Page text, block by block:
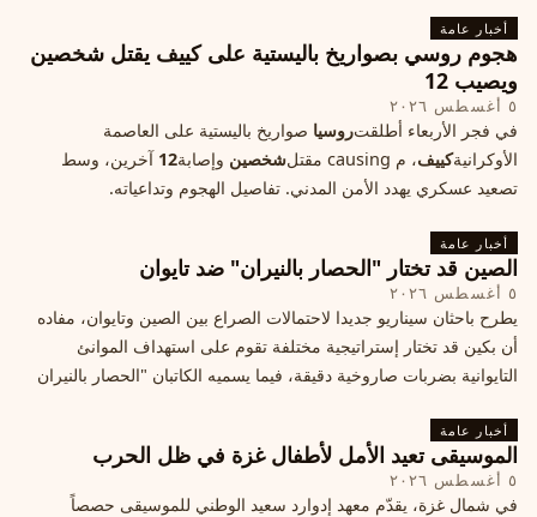
أخبار عامة
هجوم روسي بصواريخ باليستية على كييف يقتل شخصين
ويصيب 12
٥ أغسطس ٢٠٢٦
في فجر الأربعاء أطلقتروسيا صواريخ باليستية على العاصمة
الأوكرانيةكييف، م causing مقتل شخصين وإصابة12 آخرين، وسط
تصعيد عسكري يهدد الأمن المدني. تفاصيل الهجوم وتداعياته.
أخبار عامة
الصين قد تختار "الحصار بالنيران" ضد تايوان
٥ أغسطس ٢٠٢٦
يطرح باحثان سيناريو جديدا لاحتمالات الصراع بين الصين وتايوان، مفاده
أن بكين قد تختار إستراتيجية مختلفة تقوم على استهداف الموانئ
التايوانية بضربات صاروخية دقيقة، فيما يسميه الكاتبان "الحصار بالنيران
أخبار عامة
الموسيقى تعيد الأمل لأطفال غزة في ظل الحرب
٥ أغسطس ٢٠٢٦
في شمال غزة، يقدّم معهد إدوارد سعيد الوطني للموسيقى حصصاً